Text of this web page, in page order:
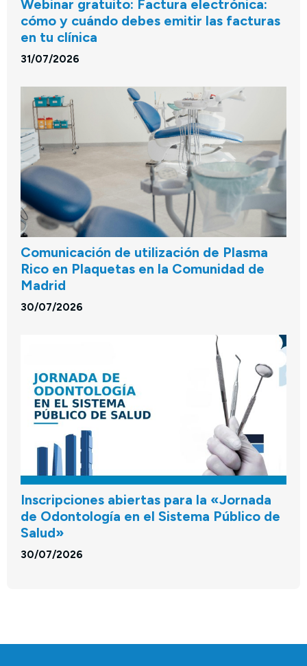
Webinar gratuito: Factura electrónica:
cómo y cuándo debes emitir las facturas
en tu clínica
31/07/2026
Comunicación de utilización de Plasma
Rico en Plaquetas en la Comunidad de
Madrid
30/07/2026
Inscripciones abiertas para la «Jornada
de Odontología en el Sistema Público de
Salud»
30/07/2026